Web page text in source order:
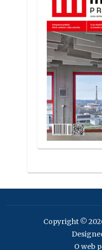
Copyright ©
O web